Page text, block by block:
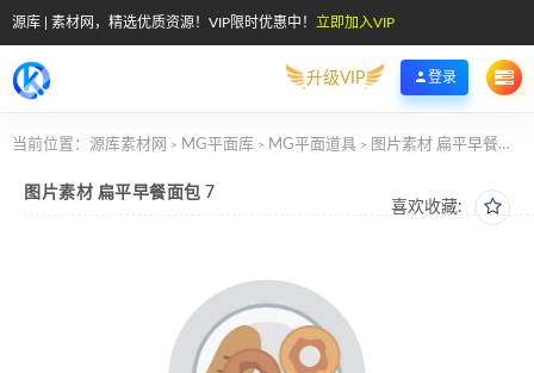
源库 | 素材网，精选优质资源！VIP限时优惠中！ 立即加入VIP
升级VIP 登录
当前位置： 源库素材网 > MG平面库 > MG平面道具 > 图片素材 扁平早餐面包 7
喜欢收藏:
图片素材 扁平早餐面包 7